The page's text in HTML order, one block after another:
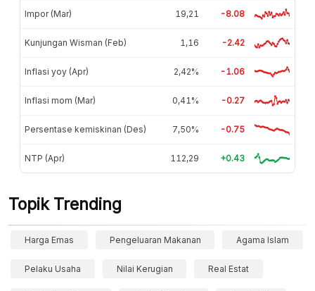
Impor (Mar) 19,21 -8.08
Kunjungan Wisman (Feb) 1,16 -2.42
Inflasi yoy (Apr) 2,42% -1.06
Inflasi mom (Mar) 0,41% -0.27
Persentase kemiskinan (Des) 7,50% -0.75
NTP (Apr) 112,29 +0.43
Topik Trending
Harga Emas Pengeluaran Makanan Agama Islam
Pelaku Usaha Nilai Kerugian Real Estat